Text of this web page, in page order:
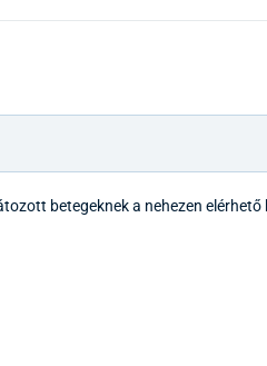
betegeknek a nehezen elérhető